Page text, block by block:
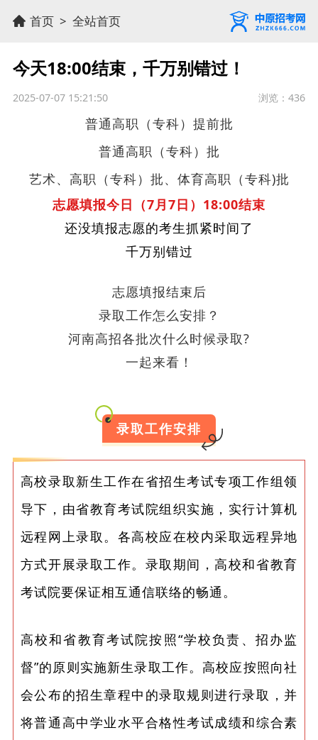
首页> 全站首页
今天18:00结束，千万别错过！
2025-07-07 15:21:50 浏览：436
普通高职（专科） 提前批
普通高职 （专科）批
艺术、 高职 （专科）批、 体育高职 （专科)批
志愿填报今日（7月7日）18:00结束
还没填报志愿的考生抓紧时间了
千万别错过
志愿填报结束后
录取工作怎么安排？
河南高招各批次什么时候录取?
一起来看！
录取工作安排
高校录取新生工作在省招生考试专项工作组领
导下，由省教育考试院组织实施，实行计算机
远程网上录取。各高校应在校内采取远程异地
方式开展录取工作。录取期间，高校和省教育
考试院要保证相互通信联络的畅通。
高校和省教育考试院按照“学校负责、招办监
督”的原则实施新生录取工作。高校应按照向社
会公布的招生章程中的录取规则进行录取，并
将普通高中学业水平合格性考试成绩和综合素